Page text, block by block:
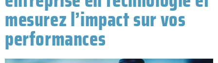
mesurez l’impact sur vos
performances